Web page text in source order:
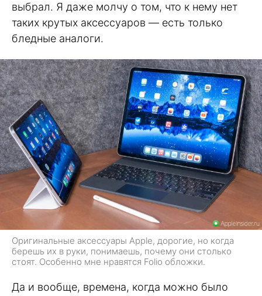
выбрал. Я даже молчу о том, что к нему нет
таких крутых аксессуаров — есть только
бледные аналоги.
Оригинальные аксессуары Apple, дорогие, но когда
берешь их в руки, понимаешь, почему они столько
стоят. Особенно мне нравятся Folio обложки.
Да и вообще, времена, когда можно было